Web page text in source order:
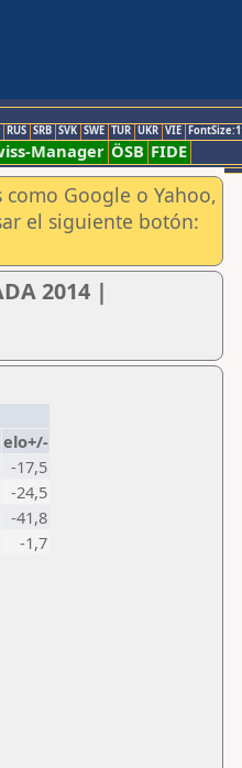
RUS SRB SVK SWE TUR UKR VIE
Manager ÖSB FIDE
Google o Yahoo,
el siguiente botón:
2014 |
elo+/-
-17,5
-24,5
-41,8
-1,7